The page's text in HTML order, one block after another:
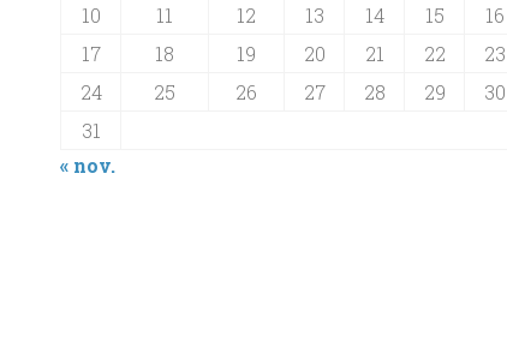
10
11 12 13 14 15
16
17
18 19 20 21 22
23
24
25 26 27 28 29
30
31
« nov.